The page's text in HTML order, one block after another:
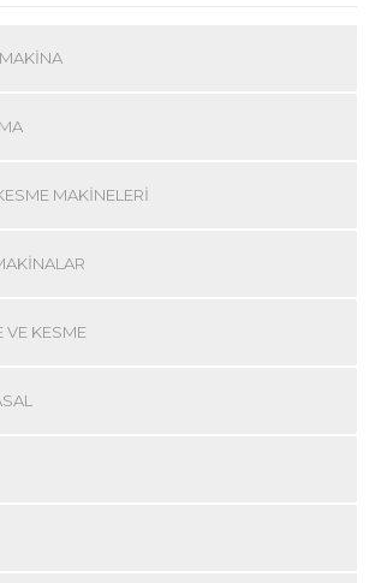
MAKINELERI
VE KESME